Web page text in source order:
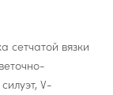
сетчатой вязки
V-